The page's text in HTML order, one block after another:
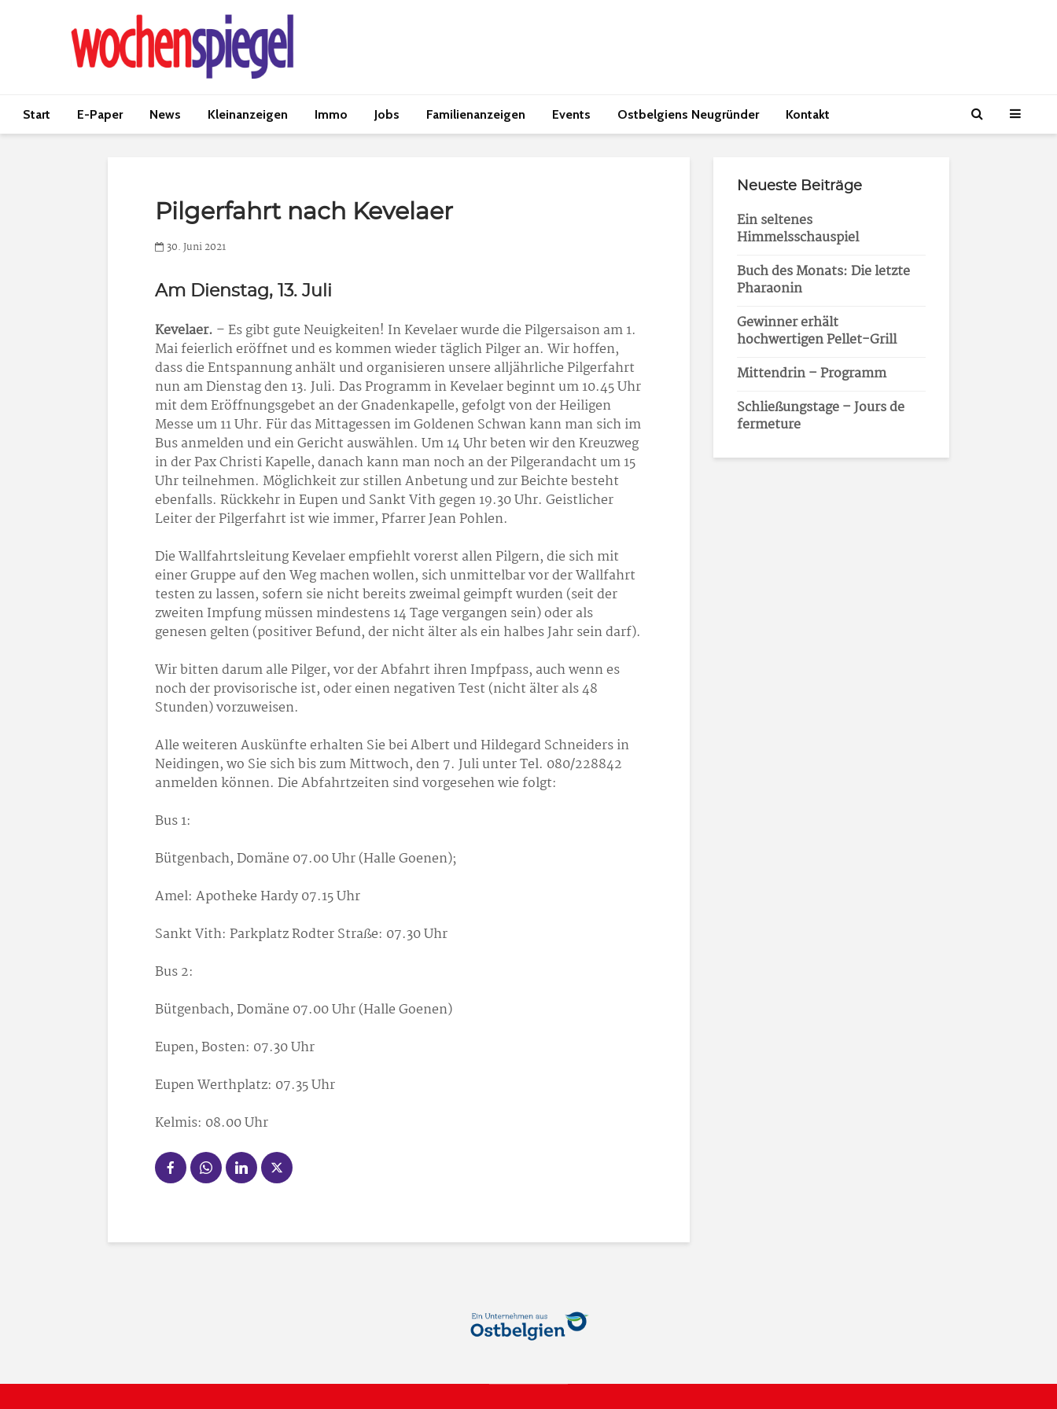
Start E-Paper News Kleinanzeigen Immo Jobs Familienanzeigen Events Ostbelgiens Neugründer Kontakt
Pilgerfahrt nach Kevelaer
30. Juni 2021
Am Dienstag, 13. Juli
Kevelaer. – Es gibt gute Neuigkeiten! In Kevelaer wurde die Pilgersaison am 1.
Mai feierlich eröffnet und es kommen wieder täglich Pilger an. Wir hoffen,
dass die Entspannung anhält und organisieren unsere alljährliche Pilgerfahrt
nun am Dienstag den 13. Juli. Das Programm in Kevelaer beginnt um 10.45 Uhr
mit dem Eröffnungsgebet an der Gnadenkapelle, gefolgt von der Heiligen
Messe um 11 Uhr. Für das Mittagessen im Goldenen Schwan kann man sich im
Bus anmelden und ein Gericht auswählen. Um 14 Uhr beten wir den Kreuzweg
in der Pax Christi Kapelle, danach kann man noch an der Pilgerandacht um 15
Uhr teilnehmen. Möglichkeit zur stillen Anbetung und zur Beichte besteht
ebenfalls. Rückkehr in Eupen und Sankt Vith gegen 19.30 Uhr. Geistlicher
Leiter der Pilgerfahrt ist wie immer, Pfarrer Jean Pohlen.
Die Wallfahrtsleitung Kevelaer empfiehlt vorerst allen Pilgern, die sich mit
einer Gruppe auf den Weg machen wollen, sich unmittelbar vor der Wallfahrt
testen zu lassen, sofern sie nicht bereits zweimal geimpft wurden (seit der
zweiten Impfung müssen mindestens 14 Tage vergangen sein) oder als
genesen gelten (positiver Befund, der nicht älter als ein halbes Jahr sein darf).
Wir bitten darum alle Pilger, vor der Abfahrt ihren Impfpass, auch wenn es
noch der provisorische ist, oder einen negativen Test (nicht älter als 48
Stunden) vorzuweisen.
Alle weiteren Auskünfte erhalten Sie bei Albert und Hildegard Schneiders in
Neidingen, wo Sie sich bis zum Mittwoch, den 7. Juli unter Tel. 080/228842
anmelden können. Die Abfahrtzeiten sind vorgesehen wie folgt:
Bus 1:
Bütgenbach, Domäne 07.00 Uhr (Halle Goenen);
Amel: Apotheke Hardy 07.15 Uhr
Sankt Vith: Parkplatz Rodter Straße: 07.30 Uhr
Bus 2:
Bütgenbach, Domäne 07.00 Uhr (Halle Goenen)
Eupen, Bosten: 07.30 Uhr
Eupen Werthplatz: 07.35 Uhr
Kelmis: 08.00 Uhr
Neueste Beiträge
Ein seltenes
Himmelsschauspiel
Buch des Monats: Die letzte
Pharaonin
Gewinner erhält
hochwertigen Pellet-Grill
Mittendrin – Programm
Schließungstage – Jours de
fermeture